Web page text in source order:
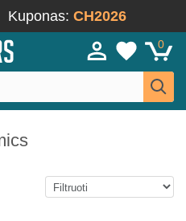
Kuponas: CH2026
0